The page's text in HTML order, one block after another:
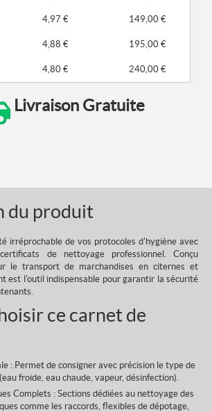
4,97 € 149,00 €
4,88 € 195,00 €
4,80 € 240,00 €
Livraison Gratuite
du produit
irréprochable de vos protocoles d'hygiène avec
de nettoyage professionnel. Conçu
le transport de marchandises en citernes et
est l'outil indispensable pour garantir la sécurité
ce carnet de
: Permet de consigner avec précision le type de
froide, eau chaude, vapeur, désinfection).
Complets : Sections dédiées au nettoyage des
comme les raccords, flexibles de dépotage,